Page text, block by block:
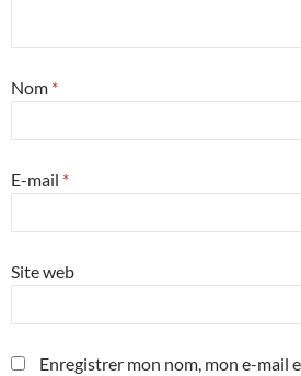
Nom *
E-mail *
Site web
Enregistrer mon nom, mon e-mail